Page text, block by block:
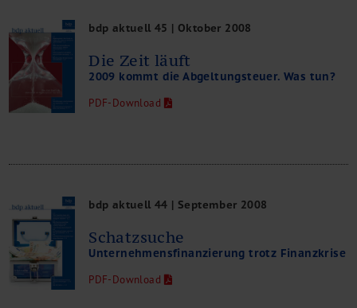
Rechtsberatung
M&A Deutschland/China
Unternehmensfinanzierung
Industrielle Dienstleistungen
Inbound Investments
Kontakt
bdp aktuell 45 | Oktober 2008
Die Zeit läuft
2009 kommt die Abgeltungsteuer. Was tun?
PDF-Download
bdp aktuell 44 | September 2008
Schatzsuche
Unternehmensfinanzierung trotz Finanzkrise
PDF-Download